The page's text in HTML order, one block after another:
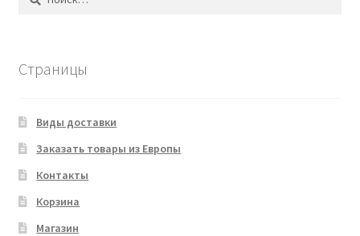
Страницы
Виды доставки
Заказать товары из Европы
Контакты
Корзина
Магазин